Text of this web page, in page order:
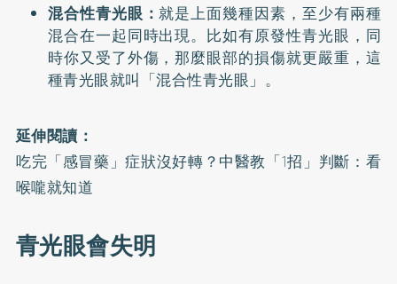
混合性青光眼：就是上面幾種因素，至少有兩種
混合在一起同時出現。比如有原發性青光眼，同
時你又受了外傷，那麼眼部的損傷就更嚴重，這
種青光眼就叫「混合性青光眼」。
延伸閱讀：
吃完「感冒藥」症狀沒好轉？中醫教「1招」判斷：看
喉嚨就知道
青光眼會失明